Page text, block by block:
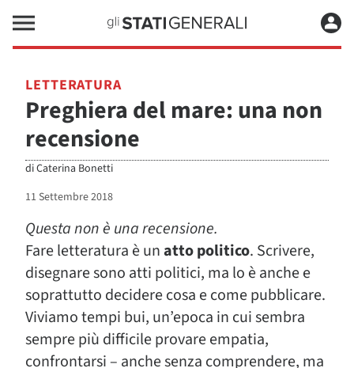
LETTERATURA
Preghiera del mare: una non
recensione
diCaterina Bonetti
11 Settembre 2018
Questa non è una recensione.
Fare letteratura è unatto politico. Scrivere,
disegnare sono atti politici, ma lo è anche e
soprattutto decidere cosa e come pubblicare.
Viviamo tempi bui, un’epoca in cui sembra
sempre più difficile provare empatia,
confrontarsi – anche senza comprendere, ma